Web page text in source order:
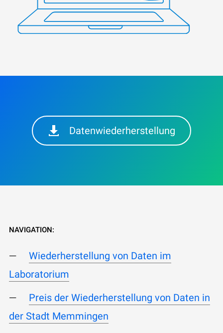
Datenwiederherstellung
NAVIGATION:
Wiederherstellung von Daten im
Laboratorium
Preis der Wiederherstellung von Daten in
der Stadt Memmingen